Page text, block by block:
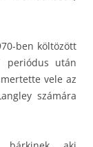
ben költözött
periódus után
vele az
számára